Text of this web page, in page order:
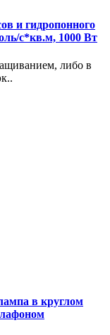
и гидропонного
с*кв.м, 1000 Вт
либо в
в круглом